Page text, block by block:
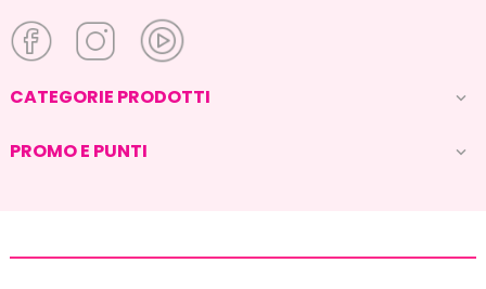
CATEGORIE PRODOTTI 
PROMO E PUNTI 